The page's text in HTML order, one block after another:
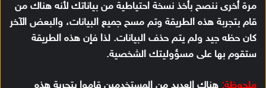
مرة أخرى ننصح بأخذ نسخة احتياطية من بياناتك لأنه هناك من
قام بتجربة هذه الطريقة وتم مسح جميع البيانات، والبعض الآخر
كان حظه جيد ولم يتم حذف البيانات. لذا فإن هذه الطريقة
ستقوم بها على مسؤوليتك الشخصية.